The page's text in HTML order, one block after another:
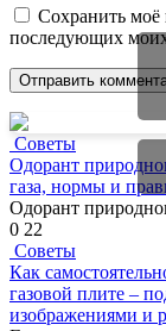
Сохранить моё
последующих
Советы
Одорант
газа, нормы и
Одорант
0 22
Советы
Как
газовой плите –
изображениями и